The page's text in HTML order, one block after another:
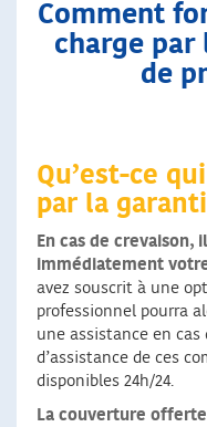
Comment
charge par
de
Qu’est-ce
par la
En cas de
immédiatement
avez souscrit à une
professionnel pourra
une assistance en cas
d’assistance de ces
disponibles 24h/24.
La couverture